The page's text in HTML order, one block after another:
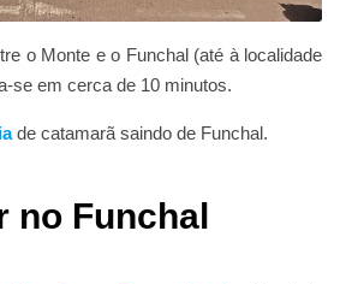
o Monte e o Funchal (até à localidade
se em cerca de 10 minutos.
de catamarã saindo de Funchal.
no Funchal